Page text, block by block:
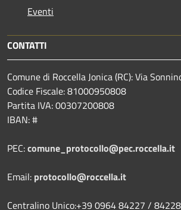
Eventi
CONTATTI
Comune di Roccella Jonica (RC): Via
Codice Fiscale: 81000950808
Partita IVA: 00307200808
IBAN: #
PEC:comune_protocollo@pec.roccella.it
Email: protocollo@roccella.it
Centralino Unico:+39 0964 84227 / 84228